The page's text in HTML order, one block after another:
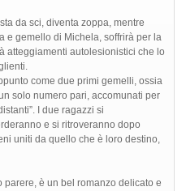
da sci, diventa zoppa, mentre
e gemello di Michela, soffrirà per la
atteggiamenti autolesionistici che lo
come due primi gemelli, ossia
solo numero pari, accomunati per
I due ragazzi si
e si ritroveranno dopo
uniti da quello che è loro destino,
è un bel romanzo delicato e